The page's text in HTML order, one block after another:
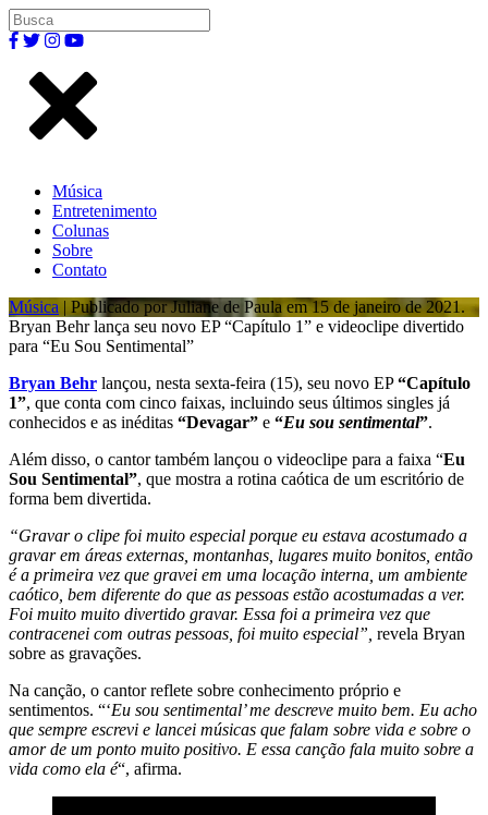
Música
Entretenimento
Colunas
Sobre
Contato
Música | Publicado por Juliane de Paula em 15 de janeiro de 2021.
Bryan Behr lança seu novo EP “Capítulo 1” e videoclipe divertido
para “Eu Sou Sentimental”
Bryan Behr lançou, nesta sexta-feira (15), seu novo EP“Capítulo
1”, que conta com cinco faixas, incluindo seus últimos singles já
conhecidos e as inéditas “Devagar” e “Eu sou sentimental”.
Além disso, o cantor também lançou o videoclipe para a faixa “Eu
Sou Sentimental”, que mostra a rotina caótica de um escritório de
forma bem divertida.
“Gravar o clipe foi muito especial porque eu estava acostumado a
gravar em áreas externas, montanhas, lugares muito bonitos, então
é a primeira vez que gravei em uma locação interna, um ambiente
caótico, bem diferente do que as pessoas estão acostumadas a ver.
Foi muito muito divertido gravar. Essa foi a primeira vez que
contracenei com outras pessoas, foi muito especial”, revela Bryan
sobre as gravações.
Na canção, o cantor reflete sobre conhecimento próprio e
sentimentos. “‘Eu sou sentimental’ me descreve muito bem. Eu acho
que sempre escrevi e lancei músicas que falam sobre vida e sobre o
amor de um ponto muito positivo. E essa canção fala muito sobre a
vida como ela é“, afirma.